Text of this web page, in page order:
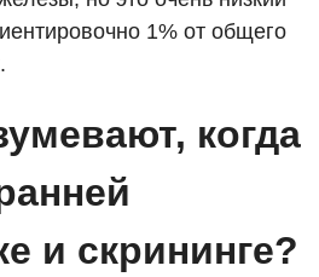
1% от общего
когда
и скрининге?